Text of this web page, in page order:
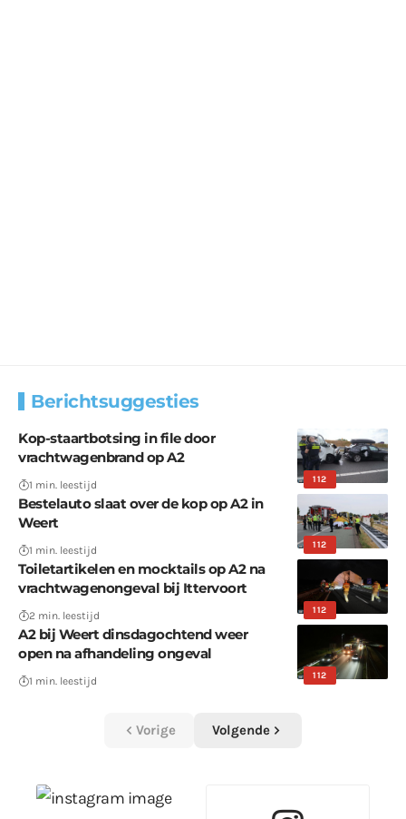
Berichtsuggesties
112
Kop-staartbotsing in file door
vrachtwagenbrand op A2
1 min. leestijd
112
Bestelauto slaat over de kop op A2 in
Weert
1 min. leestijd
112
Toiletartikelen en mocktails op A2 na
vrachtwagenongeval bij Ittervoort
2 min. leestijd
112
A2 bij Weert dinsdagochtend weer
open na afhandeling ongeval
1 min. leestijd
Vorige Volgende